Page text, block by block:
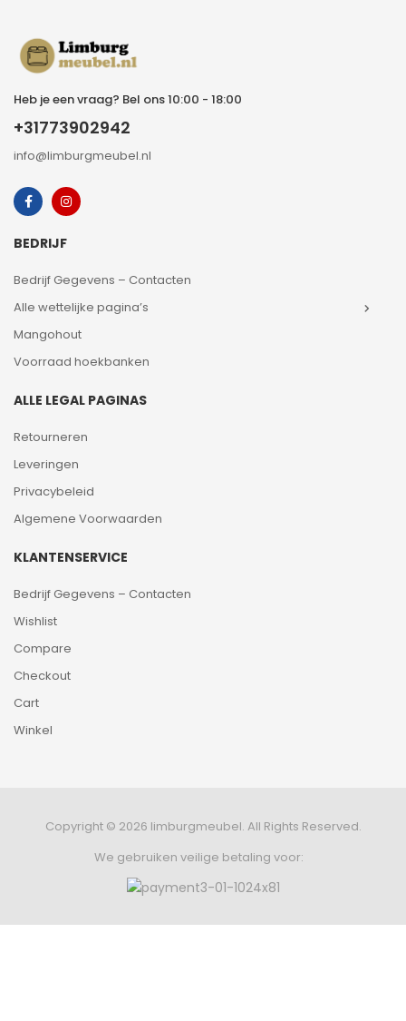
Heb je een vraag? Bel ons 10:00 - 18:00
+31773902942
info@limburgmeubel.nl
BEDRIJF
Bedrijf Gegevens – Contacten
Alle wettelijke pagina’s
Mangohout
Voorraad hoekbanken
ALLE LEGAL PAGINAS
Retourneren
Leveringen
Privacybeleid
Algemene Voorwaarden
KLANTENSERVICE
Bedrijf Gegevens – Contacten
Wishlist
Compare
Checkout
Cart
Winkel
Copyright © 2026 limburgmeubel. All Rights Reserved.
We gebruiken veilige betaling voor: